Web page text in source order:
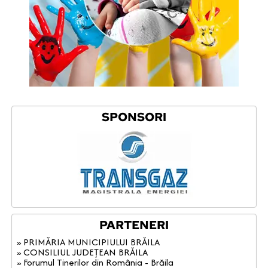
SPONSORI
PARTENERI
» PRIMĂRIA MUNICIPIULUI BRĂILA
» CONSILIUL JUDEȚEAN BRĂILA
» Forumul Tinerilor din România - Brăila